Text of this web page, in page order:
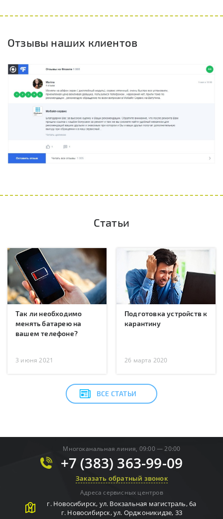
Отзывы наших клиентов
Статьи
Так ли необходимо
менять батарею на
вашем телефоне?
3 июня 2021
Подготовка устройств к
карантину
26 марта 2020
ВСЕ СТАТЬИ
Многоканальная линия, 09:00 — 20:00
+7 (383) 363-99-09
Заказать обратный звонок
Адреса сервисных центров
г. Новосибирск, ул. Вокзальная магистраль, 6а
г. Новосибирск,ул. Орджоникидзе, 33